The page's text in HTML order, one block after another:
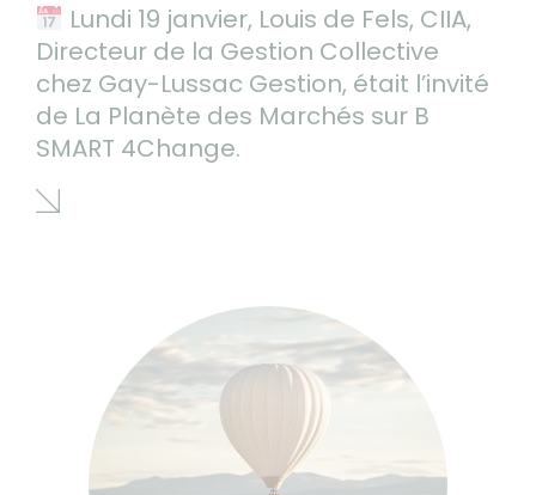
Lundi 19 janvier, Louis de Fels, CIIA,
Directeur de la Gestion Collective
chez Gay-Lussac Gestion, était l’invité
de La Planète des Marchés sur B
SMART 4Change.